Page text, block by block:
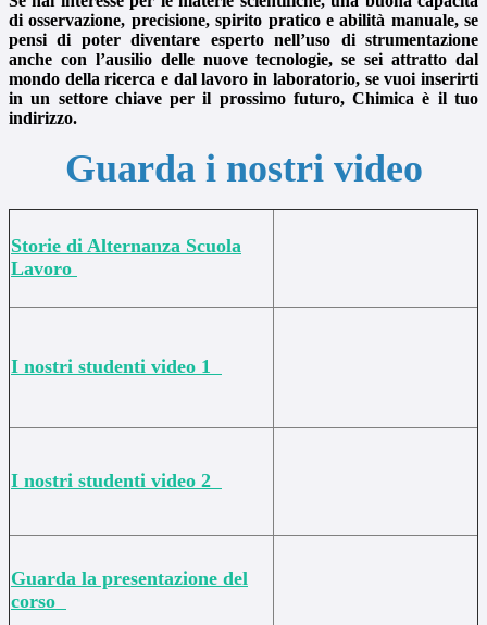
di osservazione, precisione, spirito pratico e abilità manuale, se
pensi di poter diventare esperto nell’uso di strumentazione
anche con l’ausilio delle nuove tecnologie, se sei attratto dal
mondo della ricerca e dal lavoro in laboratorio, se vuoi inserirti
in un settore chiave per il prossimo futuro, Chimica è il tuo
indirizzo.
Guarda i nostri video
Storie di Alternanza Scuola
Lavoro
I nostri studenti video 1
I nostri studenti video 2
Guarda la presentazione del
corso